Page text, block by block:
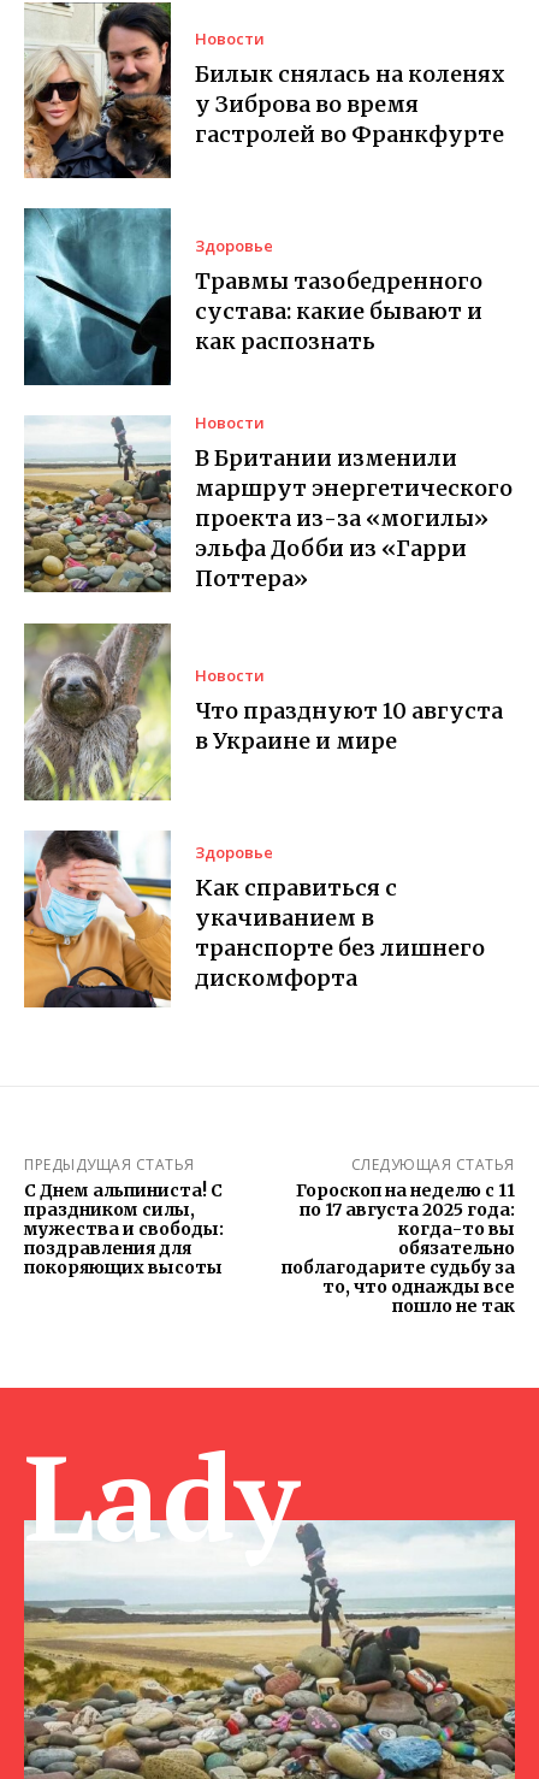
Новости
Билык снялась на коленях
у Зиброва во время
гастролей во Франкфурте
Здоровье
Травмы тазобедренного
сустава: какие бывают и
как распознать
Новости
В Британии изменили
маршрут энергетического
проекта из-за «могилы»
эльфа Добби из «Гарри
Поттера»
Новости
Что празднуют 10 августа
в Украине и мире
Здоровье
Как справиться с
укачиванием в
транспорте без лишнего
дискомфорта
ПРЕДЫДУЩАЯ СТАТЬЯ
С Днем альпиниста! С
праздником силы,
мужества и свободы:
поздравления для
покоряющих высоты
СЛЕДУЮЩАЯ СТАТЬЯ
Гороскоп на неделю с 11
по 17 августа 2025 года:
когда-то вы
обязательно
поблагодарите судьбу за
то, что однажды все
пошло не так
Lady